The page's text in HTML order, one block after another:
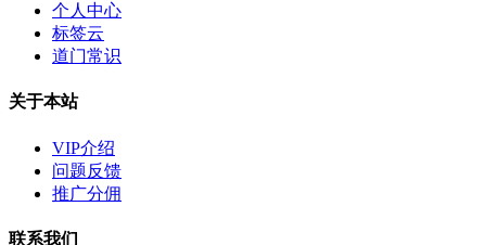
个人中心
标签云
道门常识
关于本站
VIP介绍
问题反馈
推广分佣
联系我们